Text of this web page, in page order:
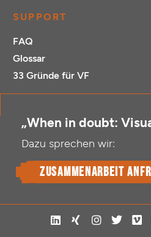
SUPPORT
FAQ
Glossar
33 Gründe für VF
„When in doubt:
Dazu sprechen wir:
Zusammenarbeit
L
i
X
i
I
n
T
w
V
i